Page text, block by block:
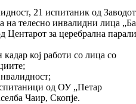
21 испитаник од
на телесно инвалидни лица
Центарот за церебрална
кој работи со лица со
од ОУ „Петар
Чаир, Скопје.